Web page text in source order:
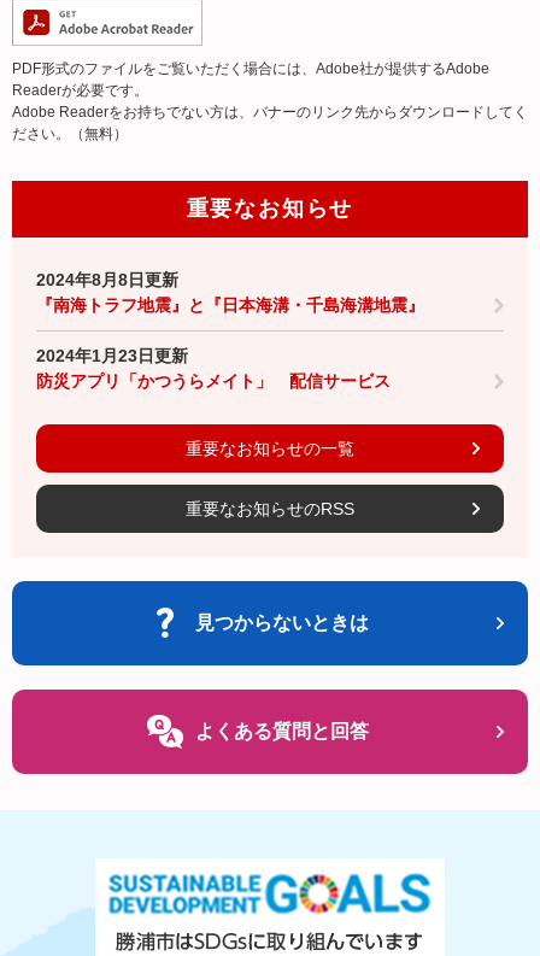
PDF形式のファイルをご覧いただく場合には、Adobe社が提供するAdobe
Readerが必要です。
Adobe Readerをお持ちでない方は、バナーのリンク先からダウンロードしてく
ださい。（無料）
重要なお知らせ
2024年8月8日更新
『南海トラフ地震』と『日本海溝・千島海溝地震』
2024年1月23日更新
防災アプリ「かつうらメイト」 配信サービス
重要なお知らせの一覧
重要なお知らせのRSS
見つからないときは
よくある質問と回答